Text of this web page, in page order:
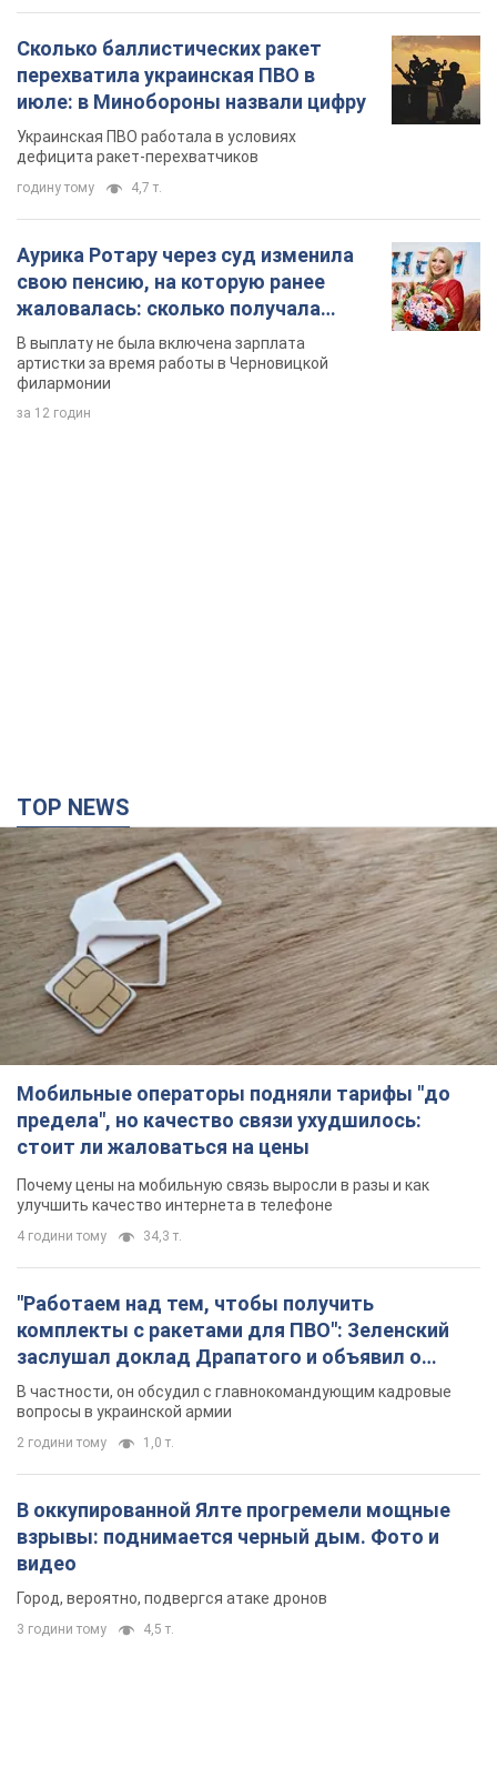
Сколько баллистических ракет
перехватила украинская ПВО в
июле: в Минобороны назвали цифру
Украинская ПВО работала в условиях
дефицита ракет-перехватчиков
годину тому 4,7 т.
Аурика Ротару через суд изменила
свою пенсию, на которую ранее
жаловалась: сколько получала
певица
В выплату не была включена зарплата
артистки за время работы в Черновицкой
филармонии
за 12 годин
TOP NEWS
Мобильные операторы подняли тарифы "до
предела", но качество связи ухудшилось:
стоит ли жаловаться на цены
Почему цены на мобильную связь выросли в разы и как
улучшить качество интернета в телефоне
4 години тому 34,3 т.
"Работаем над тем, чтобы получить
комплекты с ракетами для ПВО": Зеленский
заслушал доклад Драпатого и объявил о
новых мерах
В частности, он обсудил с главнокомандующим кадровые
вопросы в украинской армии
2 години тому 1,0 т.
В оккупированной Ялте прогремели мощные
взрывы: поднимается черный дым. Фото и
видео
Город, вероятно, подвергся атаке дронов
3 години тому 4,5 т.